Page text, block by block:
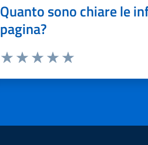
Quanto sono chiare le
pagina?